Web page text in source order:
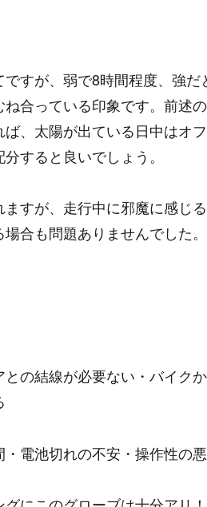
すが、弱で8時間程度、強
合っている印象です。前述
、太陽が出ている日中はオ
すると良いでしょう。
すが、走行中に邪魔に感じ
合も問題ありませんでした。
の結線が必要ない・バイク
電池切れの不安・操作性の